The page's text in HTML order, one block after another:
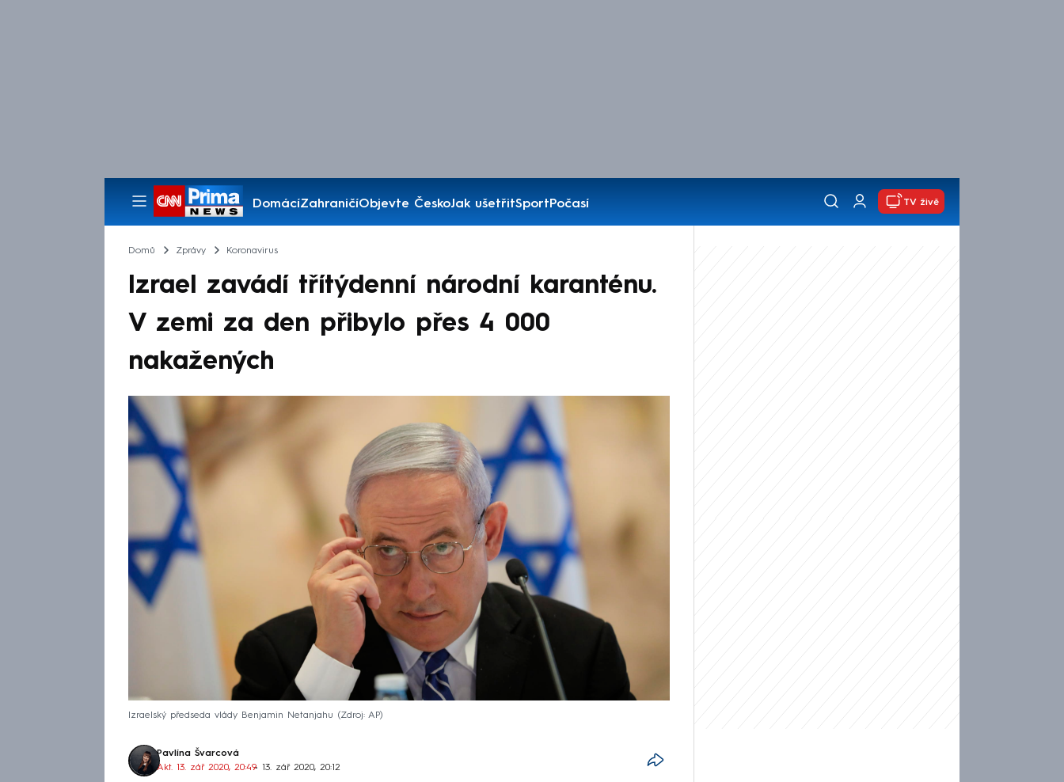
DomácíZahraničíObjevte ČeskoJak ušetřitSportPočasí
Pořady
TV živě
Domů Zprávy Koronavirus
Izrael zavádí třítýdenní národní karanténu.
V zemi za den přibylo přes 4 000
nakažených
Izraelský předseda vlády Benjamin Netanjahu Zdroj: AP
Pavlína Švarcová
Akt. 13. zář 2020, 20:49• 13. zář 2020, 20:12